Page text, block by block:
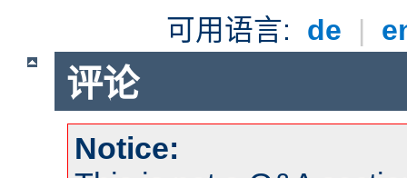
可用语言: de |
评论
Notice: